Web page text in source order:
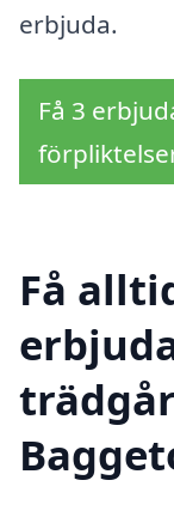
erbjuda.
Få 3
Få